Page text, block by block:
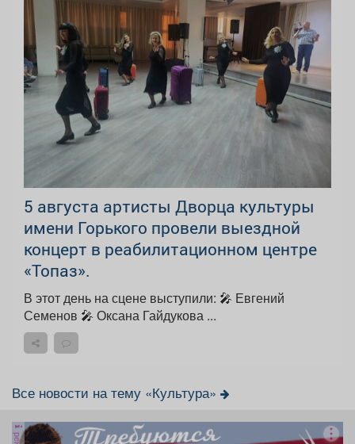
5 августа артисты Дворца культуры
имени Горького провели выездной
концерт в реабилитационном центре
«Топаз».
В этот день на сцене выступили: 🎤 Евгений
Семенов 🎤 Оксана Гайдукова ...
Все новости на тему «Культура»